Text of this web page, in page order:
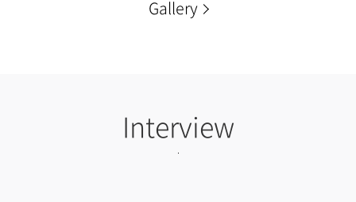
Gallery
Interview